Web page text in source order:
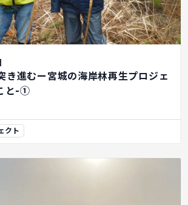
き進むー宮城の海岸林再生プロジェ
と-①
クト